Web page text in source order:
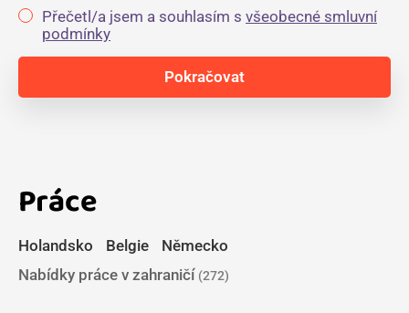
Přečetl/a jsem a souhlasím s všeobecné smluvní
podmínky
Práce
Holandsko Belgie
Německo
Nabídky práce v zahraničí (272)